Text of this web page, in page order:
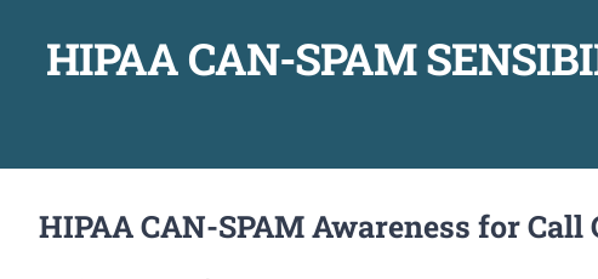
HIPAA CAN-SPAM
HIPAA CAN-SPAM Awareness for